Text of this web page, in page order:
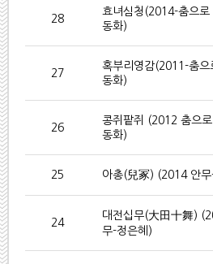
28
효녀심청(2014-춤으로
동화)
27
혹부리영감(2011-춤으
동화)
26
콩쥐팥쥐 (2012 춤으
동화)
25 아총(兒冢) (2014 안무
24
대전십무(大田十舞)
무-정은혜)